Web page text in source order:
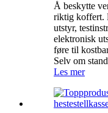
Å beskytte
riktig koffert.
utstyr,
elektronisk
føre til
Selv om
Les mer